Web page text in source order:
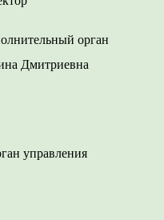
орган
Дмитриевна
управления